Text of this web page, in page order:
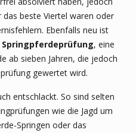
beste Viertel waren oder
Ebenfalls neu ist
, eine
ab sieben Jahren, die jedoch
gewertet wird.
entschlackt. So sind selten
wie die Jagd um
Springen oder das